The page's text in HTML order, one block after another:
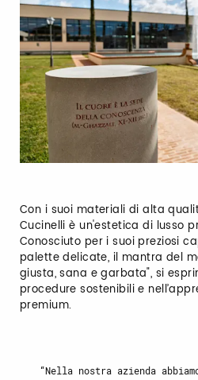
Con i suoi materiali di alta
Cucinelli è un'estetica di lusso
Conosciuto per i suoi preziosi
palette delicate, il mantra del
giusta, sana e garbata", si
procedure sostenibili e
premium.
Nella nostra azienda